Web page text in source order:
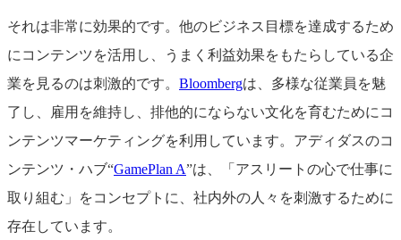
それは非常に効果的です。他のビジネス目標を達成するため
にコンテンツを活用し、うまく利益効果をもたらしている企
業を見るのは刺激的です。 Bloombergは、多様な従業員を魅
了し、雇用を維持し、排他的にならない文化を育むためにコ
ンテンツマーケティングを利用しています。アディダスのコ
ンテンツ・ハブ“GamePlan A”は、「アスリートの心で仕事に
取り組む」をコンセプトに、社内外の人々を刺激するために
存在しています。